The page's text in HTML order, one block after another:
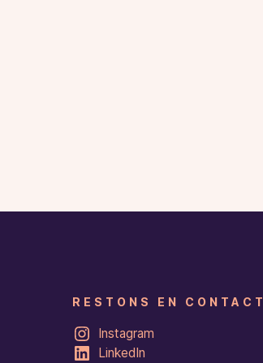
RESTONS EN CONTACT
Instagram
LinkedIn